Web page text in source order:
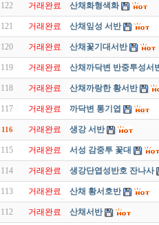
122 거래완료 산채화형색화
121 거래완료 산채잎성 서반
120 거래완료 산채꽃기대서반
119 거래완료 산채까닥변 반중투성서
118 거래완료 산채까랑한 황서반
117 거래완료 까닥변 통기엽
116 거래완료 생강 서반
115 거래완료 서성 감중투 꽃대
114 거래완료 생강단엽성반호 잔나사
113 거래완료 산채 황서호반
112 거래완료 산채서반